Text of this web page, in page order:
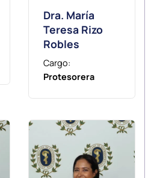
Dra. María
Teresa Rizo
Robles
Cargo:
Protesorera